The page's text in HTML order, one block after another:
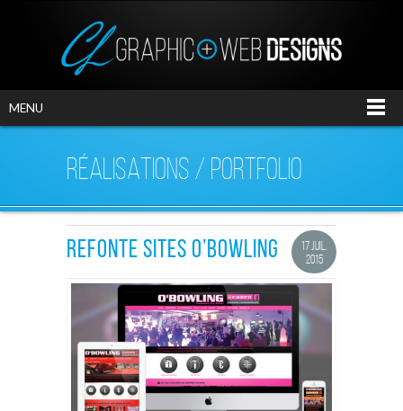
MENU
RÉALISATIONS / PORTFOLIO
17 JUIL.
2015
REFONTE SITES O’BOWLING